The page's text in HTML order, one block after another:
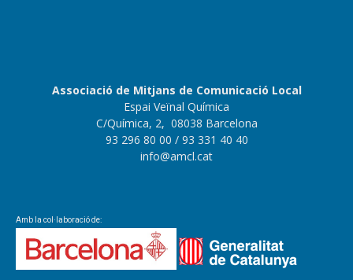
Associació de Mitjans de Comunicació Local
Espai Veïnal Química
C/Química, 2, 08038 Barcelona
93 296 80 00 / 93 331 40 40
info@amcl.cat
Amb la col·laboració de: